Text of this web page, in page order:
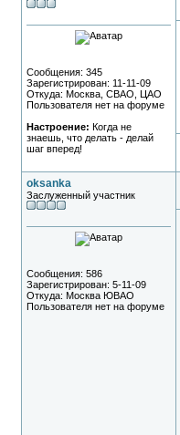
Сообщения: 345
Зарегистрирован: 11-11-09
Откуда: Москва, СВАО, ЦАО
Пользователя нет на форуме
Настроение: Когда не
знаешь, что делать - делай
шаг вперед!
oksanka
Заслуженный участник
Сообщения: 586
Зарегистрирован: 5-11-09
Откуда: Москва ЮВАО
Пользователя нет на форуме